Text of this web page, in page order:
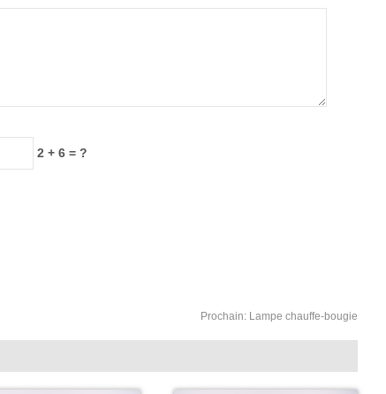
2 + 6 = ?
Prochain: Lampe chauffe-bougie